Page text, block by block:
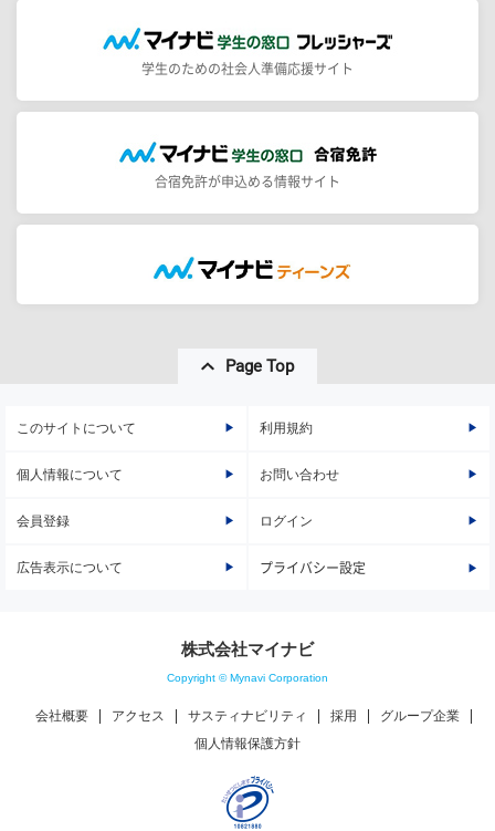
学生のための社会人準備応援サイト
合宿免許が申込める情報サイト
Page Top
このサイトについて 利用規約
個人情報について お問い合わせ
会員登録 ログイン
広告表示について プライバシー設定
株式会社マイナビ
Copyright © Mynavi Corporation
会社概要 アクセス サスティナビリティ 採用
グループ企業
個人情報保護方針